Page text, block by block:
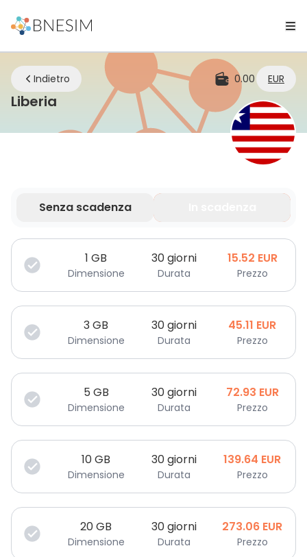
Indietro 0.00 EUR
LiberiaeSIM | Rimani connesso ovunque tu
Senza scadenza
I tuoi dati sono validi per un periodo limitato.
1 GB
Dimensione
30 giorni
Durata
15.52 EUR
Prezzo
3GB
Dimensione
30 giorni
Durata
45.11 EUR
Prezzo
5 GB
Dimensione
30 giorni
Durata
72.93 EUR
Prezzo
10GB
Dimensione
30 giorni
Durata
139.64 EUR
Prezzo
20GB
Dimensione
30 giorni
Durata
273.06 EUR
Prezzo